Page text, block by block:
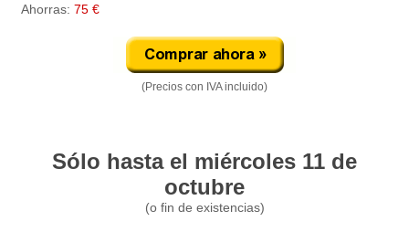
Ahorras: 75 €
(Precios con IVA incluido)
Sólo hasta el miércoles 11 de
octubre
(o fin de existencias)